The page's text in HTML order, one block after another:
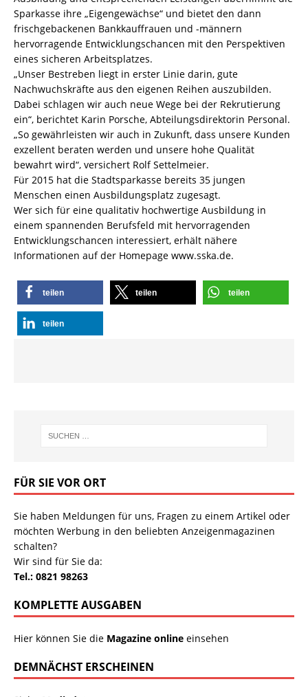
Sparkasse ihre „Eigengewächse“ und bietet den dann
frischgebackenen Bankkauffrauen und -männern
hervorragende Entwicklungschancen mit den Perspektiven
eines sicheren Arbeitsplatzes.
„Unser Bestreben liegt in erster Linie darin, gute
Nachwuchskräfte aus den eigenen Reihen auszubilden.
Dabei schlagen wir auch neue Wege bei der Rekrutierung
ein“, berichtet Karin Porsche, Abteilungsdirektorin Personal.
„So gewährleisten wir auch in Zukunft, dass unsere Kunden
exzellent beraten werden und unsere hohe Qualität
bewahrt wird“, versichert Rolf Settelmeier.
Für 2015 hat die Stadtsparkasse bereits 35 jungen
Menschen einen Ausbildungsplatz zugesagt.
Wer sich für eine qualitativ hochwertige Ausbildung in
einem spannenden Berufsfeld mit hervorragenden
Entwicklungschancen interessiert, erhält nähere
Informationen auf der Homepage www.sska.de.
teilen teilen teilen
teilen
FÜR SIE VOR ORT
Sie haben Meldungen für uns, Fragen zu einem Artikel oder
möchten Werbung in den beliebten Anzeigenmagazinen
schalten?
Wir sind für Sie da:
Tel.: 0821 98263
KOMPLETTE AUSGABEN
Hier können Sie die Magazine online einsehen
DEMNÄCHST ERSCHEINEN